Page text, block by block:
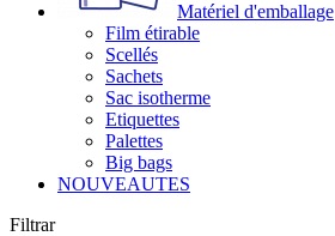
Matériel d'emballage
Film étirable
Scellés
Sachets
Sac isotherme
Etiquettes
Palettes
Big bags
NOUVEAUTES
Filtrar